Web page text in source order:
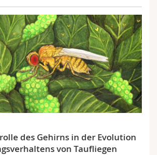
des Gehirns in der Evolution
von Taufliegen